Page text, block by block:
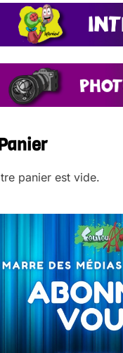
panier est vide.